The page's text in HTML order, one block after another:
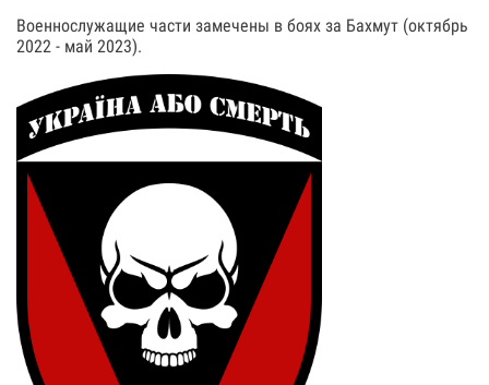
Военнослужащие части замечены в боях за Бахмут (октябрь
2022 - май 2023).